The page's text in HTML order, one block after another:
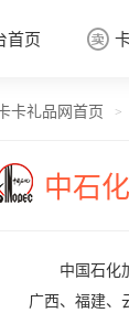
首页 

卡礼品网首页 >
中石
中国石化
广西、福建、